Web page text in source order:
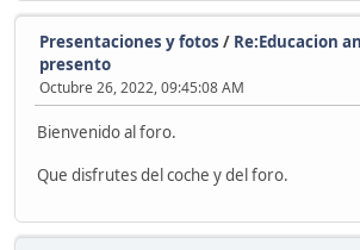
Presentaciones y fotos / Re:Educacion
presento
Octubre 26, 2022, 09:45:08 AM
Bienvenido al foro.
Que disfrutes del coche y del foro.